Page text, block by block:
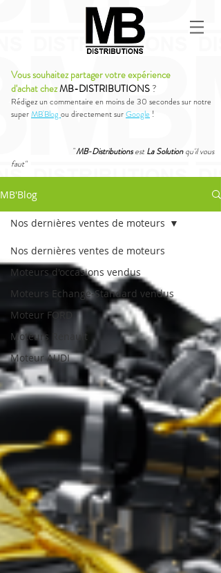
Vous souhaitez partager votre expérience
d'achat chezMB-DISTRIBUTIONS ?
Rédigez un commentaire en moins de 30 secondes sur notre
superMB'Blog ou directement surGoogle !
"MB-DistributionsestLa Solutionqu'il vous
faut"
MB'Blog
Nos dernières ventes de moteurs
Moteurs d'occasions vendus
Moteurs Echange-Standard vendus
Moteur FORD
Moteurs Renault
Moteur AUDI
Nos dernières ventes de moteurs